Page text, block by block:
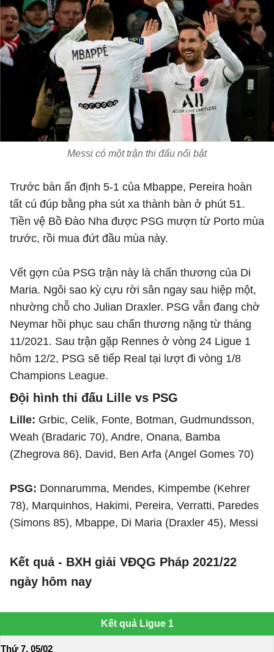
Messi có một trận thi đấu nổi bật
Trước bàn ấn định 5-1 của Mbappe, Pereira hoàn
tất cú đúp bằng pha sút xa thành bàn ở phút 51.
Tiền vệ Bồ Đào Nha được PSG mượn từ Porto mùa
trước, rồi mua đứt đầu mùa này.
Vết gợn của PSG trận này là chấn thương của Di
Maria. Ngôi sao kỳ cựu rời sân ngay sau hiệp một,
nhường chỗ cho Julian Draxler. PSG vẫn đang chờ
Neymar hồi phục sau chấn thương nặng từ tháng
11/2021. Sau trận gặp Rennes ở vòng 24 Ligue 1
hôm 12/2, PSG sẽ tiếp Real tại lượt đi vòng 1/8
Champions League.
Đội hình thi đấu Lille vs PSG
Lille: Grbic, Celik, Fonte, Botman, Gudmundsson,
Weah (Bradaric 70), Andre, Onana, Bamba
(Zhegrova 86), David, Ben Arfa (Angel Gomes 70)
PSG: Donnarumma, Mendes, Kimpembe (Kehrer
78), Marquinhos, Hakimi, Pereira, Verratti, Paredes
(Simons 85), Mbappe, Di Maria (Draxler 45), Messi
Kết quả - BXH giải VĐQG Pháp 2021/22
ngày hôm nay